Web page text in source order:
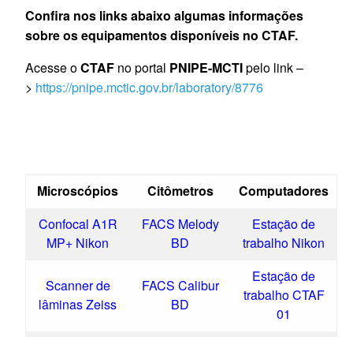
Confira nos links abaixo algumas informações
sobre os equipamentos disponíveis no CTAF.
Acesse oCTAF no portal PNIPE-MCTIpelo link –
> https://pnipe.mctic.gov.br/laboratory/8776
Microscópios Citômetros
Computadores
Confocal A1R
MP+ Nikon
FACS Melody
BD
Estação de
trabalho Nikon
Scanner de
lâminas Zeiss
FACS Calibur
BD
Estação de
trabalho CTAF
01